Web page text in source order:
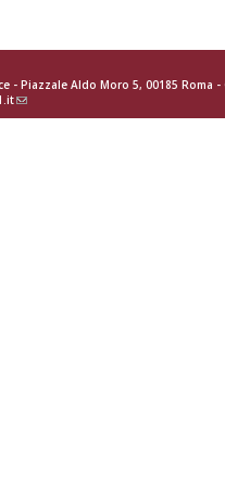
- Piazzale Aldo Moro 5, 00185 Roma -
(link
sends